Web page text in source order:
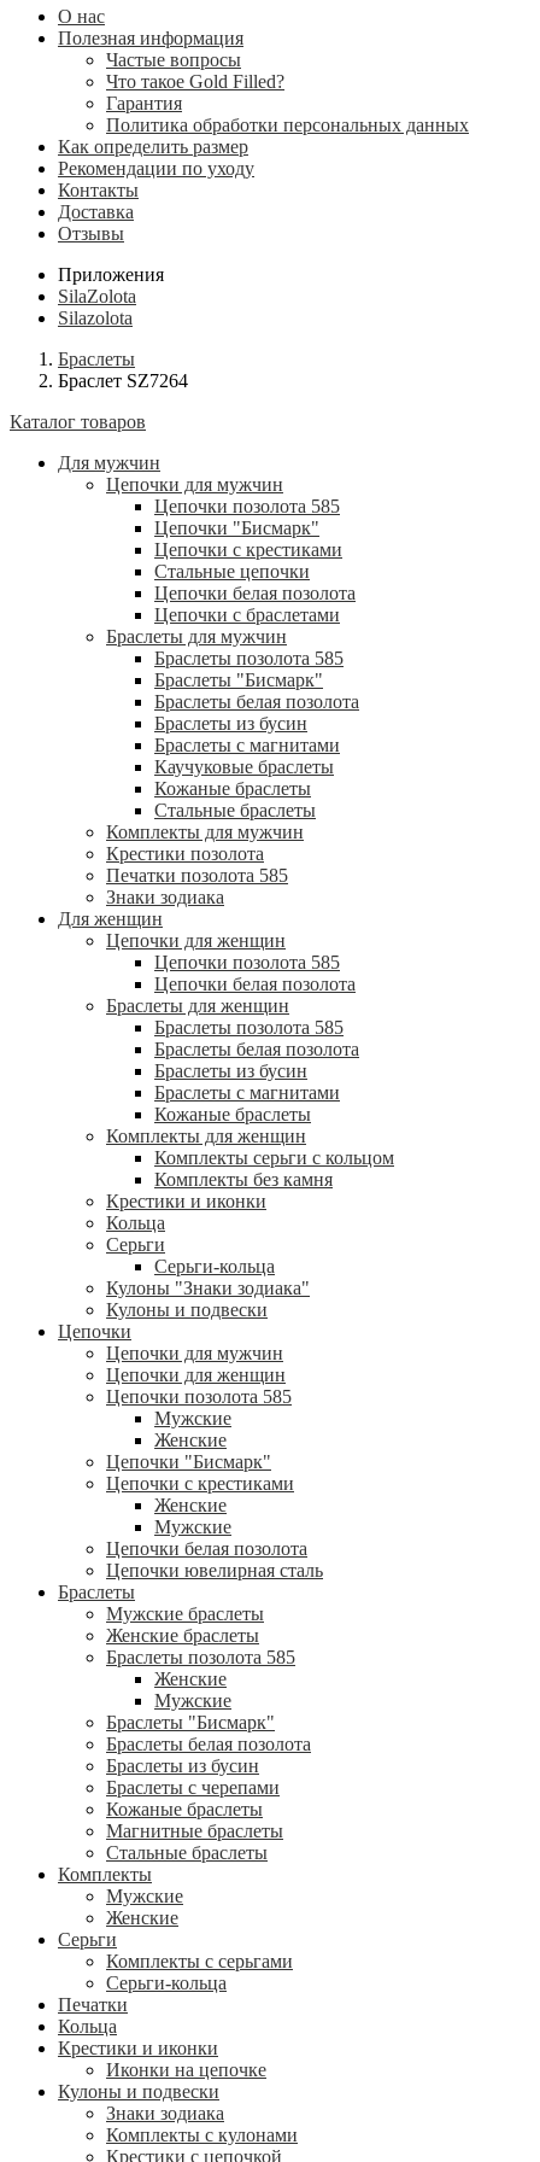
О нас
Полезная информация
Частые вопросы
Что такое Gold Filled?
Гарантия
Политика обработки персональных данных
Как определить размер
Рекомендации по уходу
Контакты
Доставка
Отзывы
Приложения
SilaZolota
Silazolota
Браслеты
Браслет SZ7264
Каталог товаров
Для мужчин
Цепочки для мужчин
Цепочки позолота 585
Цепочки "Бисмарк"
Цепочки с крестиками
Стальные цепочки
Цепочки белая позолота
Цепочки с браслетами
Браслеты для мужчин
Браслеты позолота 585
Браслеты "Бисмарк"
Браслеты белая позолота
Браслеты из бусин
Браслеты с магнитами
Каучуковые браслеты
Кожаные браслеты
Стальные браслеты
Комплекты для мужчин
Крестики позолота
Печатки позолота 585
Знаки зодиака
Для женщин
Цепочки для женщин
Цепочки позолота 585
Цепочки белая позолота
Браслеты для женщин
Браслеты позолота 585
Браслеты белая позолота
Браслеты из бусин
Браслеты с магнитами
Кожаные браслеты
Комплекты для женщин
Комплекты серьги с кольцом
Комплекты без камня
Крестики и иконки
Кольца
Серьги
Серьги-кольца
Кулоны "Знаки зодиака"
Кулоны и подвески
Цепочки
Цепочки для мужчин
Цепочки для женщин
Цепочки позолота 585
Мужские
Женские
Цепочки "Бисмарк"
Цепочки с крестиками
Женские
Мужские
Цепочки белая позолота
Цепочки ювелирная сталь
Браслеты
Мужские браслеты
Женские браслеты
Браслеты позолота 585
Женские
Мужские
Браслеты "Бисмарк"
Браслеты белая позолота
Браслеты из бусин
Браслеты с черепами
Кожаные браслеты
Магнитные браслеты
Стальные браслеты
Комплекты
Мужские
Женские
Серьги
Комплекты с серьгами
Серьги-кольца
Печатки
Кольца
Крестики и иконки
Иконки на цепочке
Кулоны и подвески
Знаки зодиака
Комплекты с кулонами
Крестики с цепочкой